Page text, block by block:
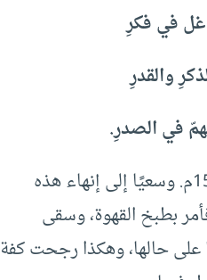
في فكرِ
والقدرِ
في الصدرِ.
وفي مصر كان الخلاف حول القهوة حادًا أيضًا، ما أدى إلى اندلاع فتنة 1534م. وسعيًا إلى إنهاء هذه
بطبخ القهوة، وسقى
على حالها، وهكذا رجحت كفة